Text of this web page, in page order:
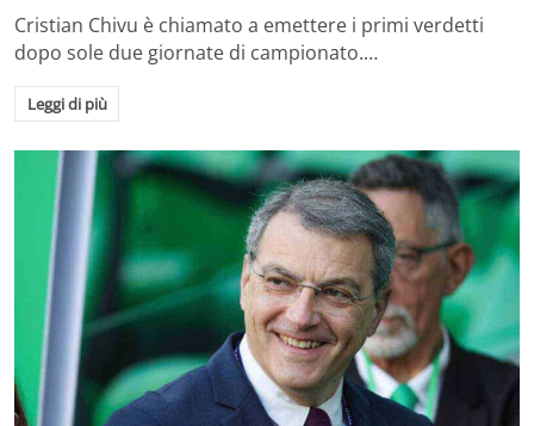
Cristian Chivu è chiamato a emettere i primi verdetti
dopo sole due giornate di campionato.…
Leggi di più